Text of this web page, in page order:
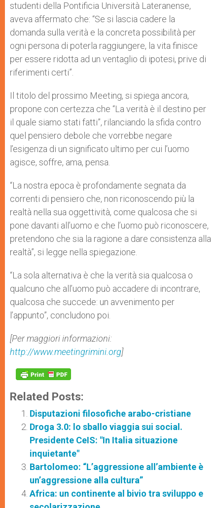
studenti della Pontificia Università Lateranense,
aveva affermato che: “Se si lascia cadere la
domanda sulla verità e la concreta possibilità per
ogni persona di poterla raggiungere, la vita finisce
per essere ridotta ad un ventaglio di ipotesi, prive di
riferimenti certi”.
Il titolo del prossimo Meeting, si spiega ancora,
propone con certezza che “La verità è il destino per
il quale siamo stati fatti”, rilanciando la sfida contro
quel pensiero debole che vorrebbe negare
l’esigenza di un significato ultimo per cui l’uomo
agisce, soffre, ama, pensa.
“La nostra epoca è profondamente segnata da
correnti di pensiero che, non riconoscendo più la
realtà nella sua oggettività, come qualcosa che si
pone davanti all’uomo e che l’uomo può riconoscere,
pretendono che sia la ragione a dare consistenza alla
realtà”, si legge nella spiegazione.
“La sola alternativa è che la verità sia qualcosa o
qualcuno che all’uomo può accadere di incontrare,
qualcosa che succede: un avvenimento per
l’appunto”, concludono poi.
[Per maggiori informazioni:
http://www.meetingrimini.org]
Related Posts:
Disputazioni filosofiche arabo-cristiane
Droga 3.0: lo sballo viaggia sui social.
Presidente CeIS: "In Italia situazione
inquietante"
Bartolomeo: “L’aggressione all’ambiente è
un’aggressione alla cultura”
Africa: un continente al bivio tra sviluppo e